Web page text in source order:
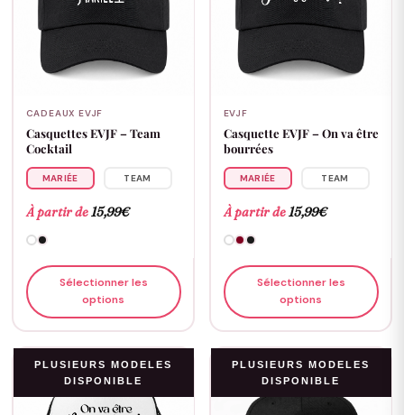
CADEAUX EVJF
Casquettes EVJF – Team
Cocktail
MARIÉE TEAM
À partir de15,99€
Sélectionner les
options
EVJF
Casquette EVJF – On va être
bourrées
MARIÉE TEAM
À partir de15,99€
Sélectionner les
options
PLUSIEURS MODELES
DISPONIBLE
PLUSIEURS MODELES
DISPONIBLE